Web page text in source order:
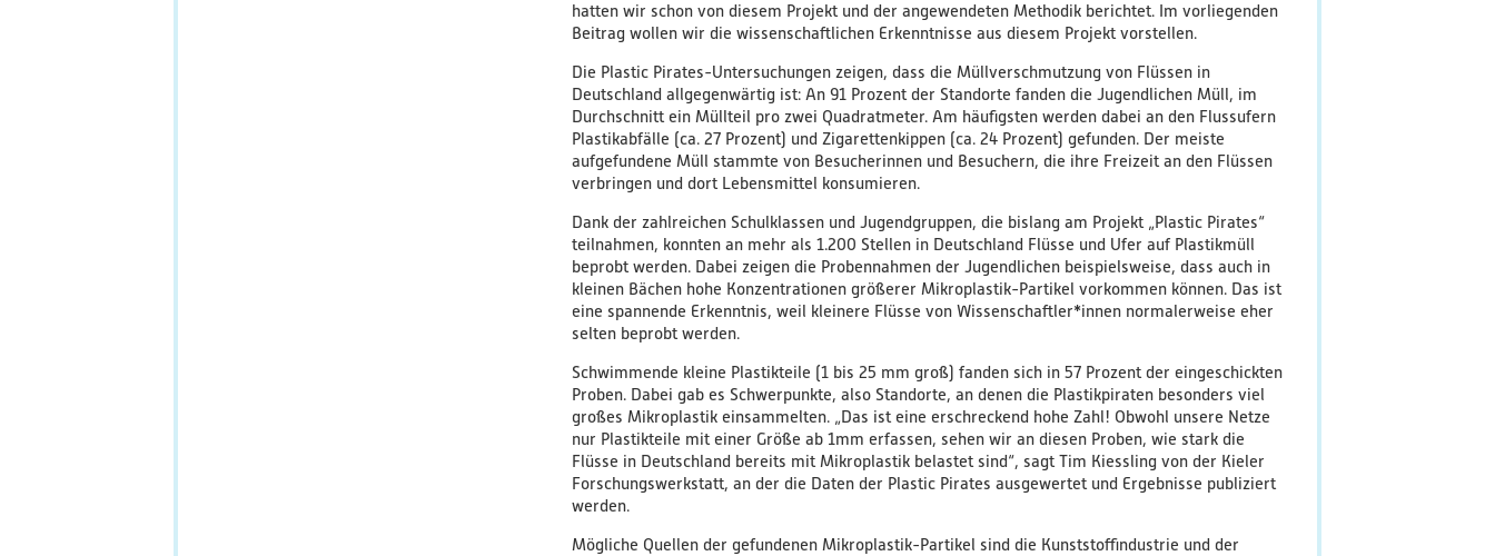
hatten wir schon von diesem Projekt und der angewendeten Methodik berichtet. Im vorliegenden
Beitrag wollen wir die wissenschaftlichen Erkenntnisse aus diesem Projekt vorstellen.
Die Plastic Pirates-Untersuchungen zeigen, dass die Müllverschmutzung von Flüssen in
Deutschland allgegenwärtig ist: An 91 Prozent der Standorte fanden die Jugendlichen Müll, im
Durchschnitt ein Müllteil pro zwei Quadratmeter. Am häufigsten werden dabei an den Flussufern
Plastikabfälle (ca. 27 Prozent) und Zigarettenkippen (ca. 24 Prozent) gefunden. Der meiste
aufgefundene Müll stammte von Besucherinnen und Besuchern, die ihre Freizeit an den Flüssen
verbringen und dort Lebensmittel konsumieren.
Dank der zahlreichen Schulklassen und Jugendgruppen, die bislang am Projekt „Plastic Pirates“
teilnahmen, konnten an mehr als 1.200 Stellen in Deutschland Flüsse und Ufer auf Plastikmüll
beprobt werden. Dabei zeigen die Probennahmen der Jugendlichen beispielsweise, dass auch in
kleinen Bächen hohe Konzentrationen größerer Mikroplastik-Partikel vorkommen können. Das ist
eine spannende Erkenntnis, weil kleinere Flüsse von Wissenschaftler*innen normalerweise eher
selten beprobt werden.
Schwimmende kleine Plastikteile (1 bis 25 mm groß) fanden sich in 57 Prozent der eingeschickten
Proben. Dabei gab es Schwerpunkte, also Standorte, an denen die Plastikpiraten besonders viel
großes Mikroplastik einsammelten. „Das ist eine erschreckend hohe Zahl! Obwohl unsere Netze
nur Plastikteile mit einer Größe ab 1mm erfassen, sehen wir an diesen Proben, wie stark die
Flüsse in Deutschland bereits mit Mikroplastik belastet sind“, sagt Tim Kiessling von der Kieler
Forschungswerkstatt, an der die Daten der Plastic Pirates ausgewertet und Ergebnisse publiziert
werden.
Mögliche Quellen der gefundenen Mikroplastik-Partikel sind die Kunststoffindustrie und der